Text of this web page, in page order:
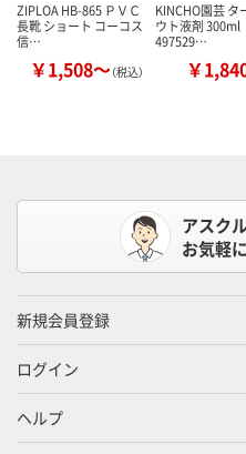
ZIPLOA HB-865 ＰＶＣ
長靴 ショート コーコス
信…
￥1,508～（税込）
KINCHO園芸 タ
ウト液剤 300ml
497529…
￥
アスク
お気軽
新規会員登録
ログイン
ヘルプ